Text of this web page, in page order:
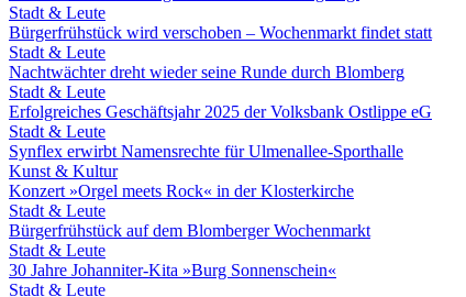
Stadt & Leute
Bürgerfrühstück wird verschoben – Wochenmarkt findet statt
Stadt & Leute
Nachtwächter dreht wieder seine Runde durch Blomberg
Stadt & Leute
Erfolgreiches Geschäftsjahr 2025 der Volksbank Ostlippe eG
Stadt & Leute
Synflex erwirbt Namensrechte für Ulmenallee-Sporthalle
Kunst & Kultur
Konzert »Orgel meets Rock« in der Klosterkirche
Stadt & Leute
Bürgerfrühstück auf dem Blomberger Wochenmarkt
Stadt & Leute
30 Jahre Johanniter-Kita »Burg Sonnenschein«
Stadt & Leute